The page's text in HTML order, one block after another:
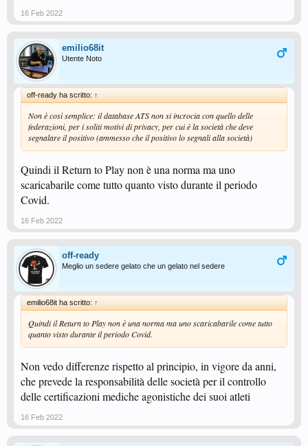
16 Feb 2022
emilio68it
Utente Noto
off-ready ha scritto: ↑
Non è così semplice: il database ATS non si incrocia con quello delle
federazioni, per i soliti motivi di privacy, per cui è la società che deve
segnalare il positivo (ammesso che il positivo lo segnali alla società)
Quindi il Return to Play non è una norma ma uno
scaricabarile come tutto quanto visto durante il periodo
Covid.
16 Feb 2022
off-ready
Meglio un sedere gelato che un gelato nel sedere
emilio68it ha scritto: ↑
Quindi il Return to Play non è una norma ma uno scaricabarile come tutto
quanto visto durante il periodo Covid.
Non vedo differenze rispetto al principio, in vigore da anni,
che prevede la responsabilità delle società per il controllo
delle certificazioni mediche agonistiche dei suoi atleti
16 Feb 2022